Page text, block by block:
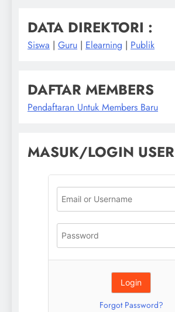
DATA DIREKTORI :
Siswa | Guru | Elearning | Publik
DAFTAR MEMBERS
Pendaftaran Untuk Members Baru
MASUK/LOGIN USER
Forgot Password?